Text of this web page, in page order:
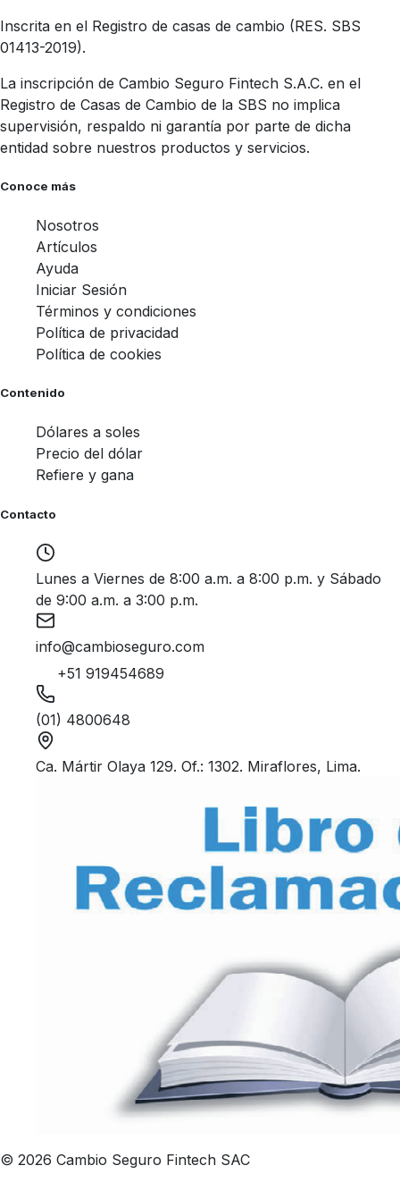
Inscrita en el Registro de casas de cambio (RES. SBS
01413-2019).
La inscripción de Cambio Seguro Fintech S.A.C. en el
Registro de Casas de Cambio de la SBS no implica
supervisión, respaldo ni garantía por parte de dicha
entidad sobre nuestros productos y servicios.
Conoce más
Nosotros
Artículos
Ayuda
Iniciar Sesión
Términos y condiciones
Política de privacidad
Política de cookies
Contenido
Dólares a soles
Precio del dólar
Refiere y gana
Contacto
Lunes a Viernes de 8:00 a.m. a 8:00 p.m. y Sábado
de 9:00 a.m. a 3:00 p.m.
info@cambioseguro.com
+51 919454689
(01) 4800648
Ca. Mártir Olaya 129. Of.: 1302. Miraflores, Lima.
© 2026 Cambio Seguro Fintech SAC